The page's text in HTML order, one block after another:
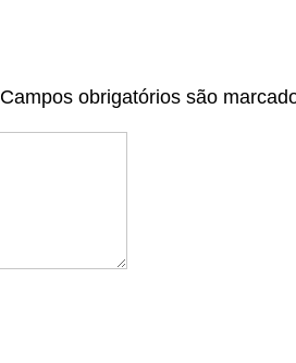
Campos obrigatórios são